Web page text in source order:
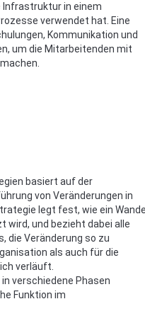
Infrastruktur in einem
verwendet hat. Eine
Kommunikation und
um die Mitarbeitenden mit
basiert auf der
von Veränderungen in
legt fest, wie ein
und bezieht dabei alle
die Veränderung so zu
als auch für die
verläuft.
verschiedene Phasen
Funktion im